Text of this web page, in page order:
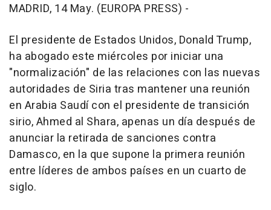
MADRID, 14 May. (EUROPA PRESS) -
El presidente de Estados Unidos, Donald Trump,
ha abogado este miércoles por iniciar una
"normalización" de las relaciones con las nuevas
autoridades de Siria tras mantener una reunión
en Arabia Saudí con el presidente de transición
sirio, Ahmed al Shara, apenas un día después de
anunciar la retirada de sanciones contra
Damasco, en la que supone la primera reunión
entre líderes de ambos países en un cuarto de
siglo.